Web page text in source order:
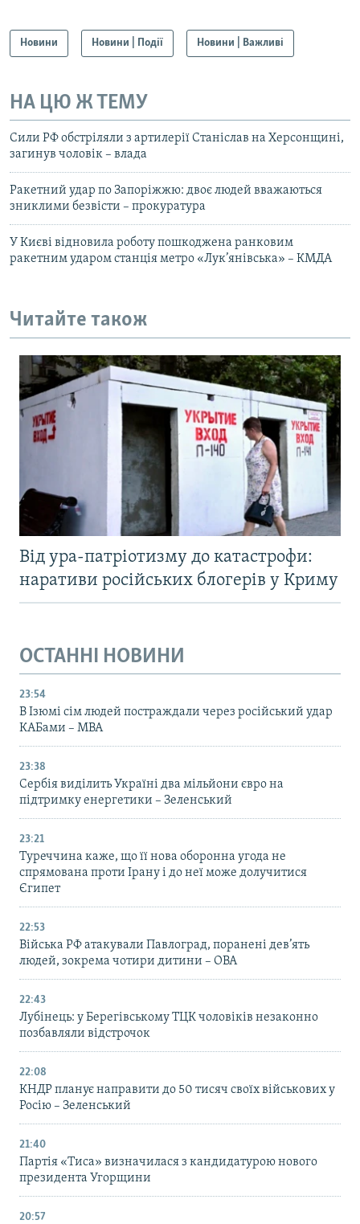
Новини Новини | Події Новини | Важливі
НА ЦЮ Ж ТЕМУ
Сили РФ обстріляли з артилерії Станіслав на Херсонщині,
загинув чоловік – влада
Ракетний удар по Запоріжжю: двоє людей вважаються
зниклими безвісти – прокуратура
У Києві відновила роботу пошкоджена ранковим
ракетним ударом станція метро «Лук’янівська» – КМДА
Читайте також
Від ура-патріотизму до катастрофи:
наративи російських блогерів у Криму
ОСТАННІ НОВИНИ
23:54
В Ізюмі сім людей постраждали через російський удар
КАБами – МВА
23:38
Сербія виділить Україні два мільйони євро на
підтримку енергетики – Зеленський
23:21
Туреччина каже, що її нова оборонна угода не
спрямована проти Ірану і до неї може долучитися
Єгипет
22:53
Війська РФ атакували Павлоград, поранені дев’ять
людей, зокрема чотири дитини – ОВА
22:43
Лубінець: у Берегівському ТЦК чоловіків незаконно
позбавляли відстрочок
22:08
КНДР планує направити до 50 тисяч своїх військових у
Росію – Зеленський
21:40
Партія «Тиса» визначилася з кандидатурою нового
президента Угорщини
20:57